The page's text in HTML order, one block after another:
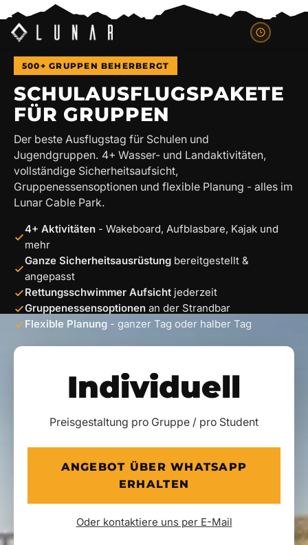
500+ GRUPPEN BEHERBERGT
SCHULAUSFLUGSPAKETE
FÜR GRUPPEN
Der beste Ausflugstag für Schulen und
Jugendgruppen. 4+ Wasser- und Landaktivitäten,
vollständige Sicherheitsaufsicht,
Gruppenessensoptionen und flexible Planung - alles im
Lunar Cable Park.
4+ Aktivitäten - Wakeboard, Aufblasbare, Kajak und
mehr
Ganze Sicherheitsausrüstung bereitgestellt &
angepasst
Rettungsschwimmer Aufsicht jederzeit
Gruppenessensoptionen an der Strandbar
Flexible Planung - ganzer Tag oder halber Tag
Individuell
Preisgestaltung pro Gruppe / pro Student
ANGEBOT ÜBER WHATSAPP
ERHALTEN
Oder kontaktiere uns per E-Mail